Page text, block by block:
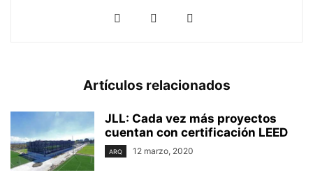
Artículos relacionados
JLL: Cada vez más proyectos
cuentan con certificación LEED
ARQ 12 marzo, 2020